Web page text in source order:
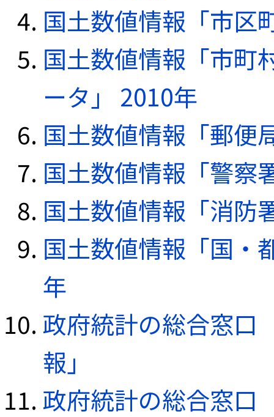
国土数値情報「市区
国土数値情報「市町
ータ」 2010年
国土数値情報「郵便
国土数値情報「警察
国土数値情報「消防
国土数値情報「国・
年
政府統計の総合窓口
報」
政府統計の総合窓口